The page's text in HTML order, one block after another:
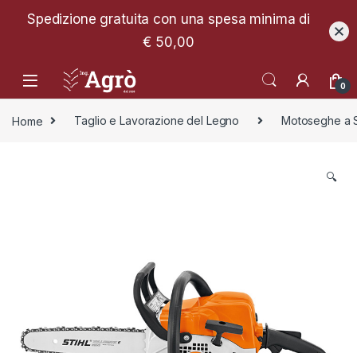
0
Home Taglio e Lavorazione del Legno Motoseghe a
🔍
Spedizione gratuita con una spesa minima di
€ 50,00